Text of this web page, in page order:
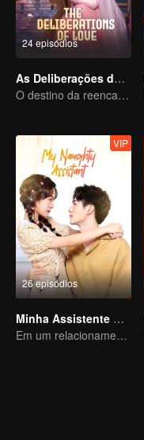
24 episódios
As Deliberações do Amor
O destino da reencarnação cíclica recaiu sobre Qingqing
26 episódios
VIP
Minha Assistente Atrevida
Em um relacionamento com um ídolo